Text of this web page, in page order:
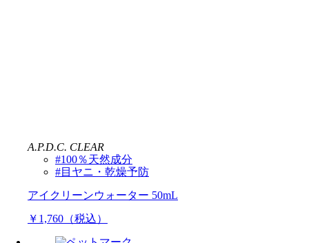
A.P.D.C. CLEAR
#100％天然成分
#目ヤニ・乾燥予防
アイクリーンウォーター 50mL
￥1,760（税込）